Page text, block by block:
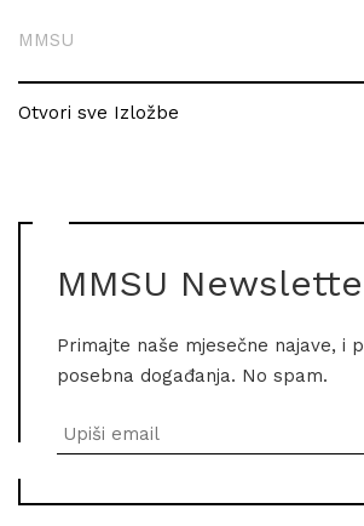
MMSU
Otvori sve Izložbe
MMSU
Primajte naše mjesečne najave, i
posebna događanja. No spam.